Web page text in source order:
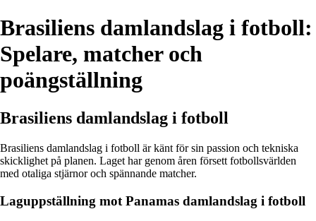
Brasiliens damlandslag i fotboll:
Spelare, matcher och
poängställning
Brasiliens damlandslag i fotboll
Brasiliens damlandslag i fotboll är känt för sin passion och tekniska
skicklighet på planen. Laget har genom åren försett fotbollsvärlden
med otaliga stjärnor och spännande matcher.
Laguppställning mot Panamas damlandslag i fotboll